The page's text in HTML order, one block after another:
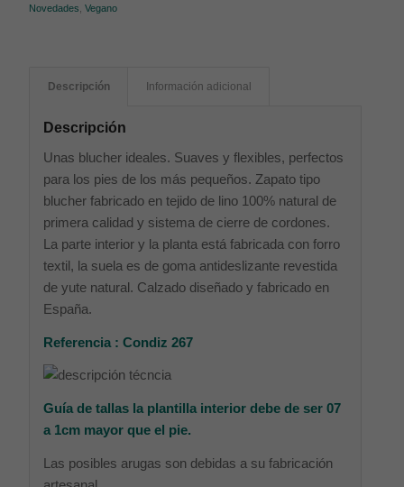
Novedades ,Vegano
Descripción Información adicional
Descripción
Unas blucher ideales. Suaves y flexibles, perfectos
para los pies de los más pequeños. Zapato tipo
blucher fabricado en tejido de lino 100% natural de
primera calidad y sistema de cierre de cordones.
La parte interior y la planta está fabricada con forro
textil, la suela es de goma antideslizante revestida
de yute natural. Calzado diseñado y fabricado en
España.
Referencia : Condiz 267
Guía de tallas la plantilla interior debe de ser 07
a 1cm mayor que el pie.
Las posibles arugas son debidas a su fabricación